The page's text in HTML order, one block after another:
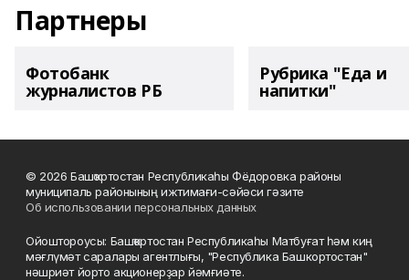
Партнеры
Фотобанк
журналистов РБ
Рубрика "Еда и
напитки"
© 2026 Башҡортостан Республикаһы Фёдоровка районы
муниципаль районының ижтимағи-сәйәси гәзите
Об использовании персональных данных
Ойоштороусы: Башҡортостан Республикаһы Матбуғат һәм киң
мәғлүмәт саралары агентлығы, "Республика Башкортостан"
нәшриәт йорто акционерҙар йәмғиәте.